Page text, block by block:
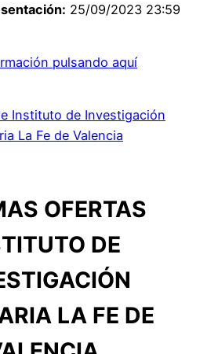
25/09/2023 23:59
pulsando aquí
Instituto de Investigación
La Fe de Valencia
OFERTAS
DE
LA FE DE